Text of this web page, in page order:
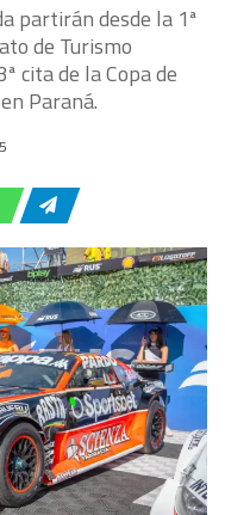
partirán desde la 1ª
de Turismo
cita de la Copa de
Paraná.